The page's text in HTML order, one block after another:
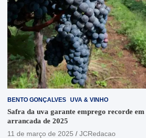
BENTO GONÇALVES UVA & VINHO
Safra da uva garante emprego recorde em
arrancada de 2025
11 de março de 2025
JCRedacao